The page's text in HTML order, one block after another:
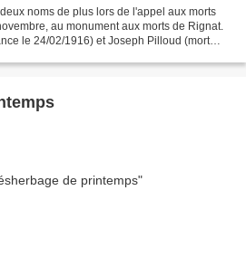
noms de plus lors de l'appel aux morts
au monument aux morts de Rignat.
le 24/02/1916) et Joseph Pilloud (mort